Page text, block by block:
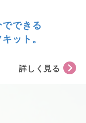
できる
ット。
詳しく見る